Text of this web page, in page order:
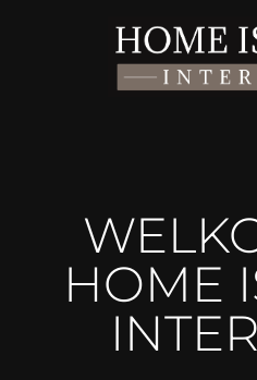
HOME